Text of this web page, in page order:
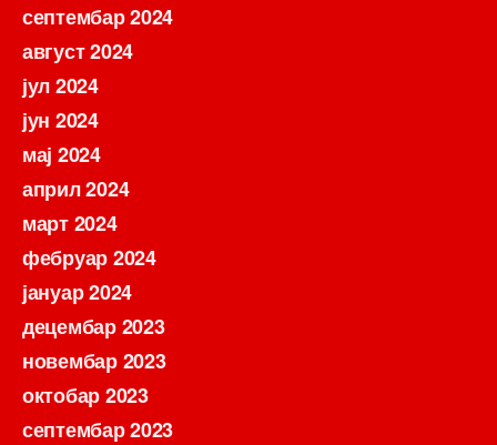
септембар 2024
август 2024
јул 2024
јун 2024
мај 2024
април 2024
март 2024
фебруар 2024
јануар 2024
децембар 2023
новембар 2023
октобар 2023
септембар 2023